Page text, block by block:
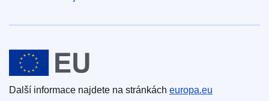
Evropská unie
Další informace najdete na stránkách europa.eu